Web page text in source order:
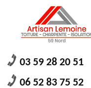
03 59 28 20 51
06 52 83 75 52